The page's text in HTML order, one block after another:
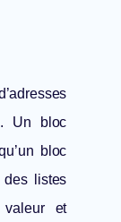
Un bloc
bloc
listes
valeur et